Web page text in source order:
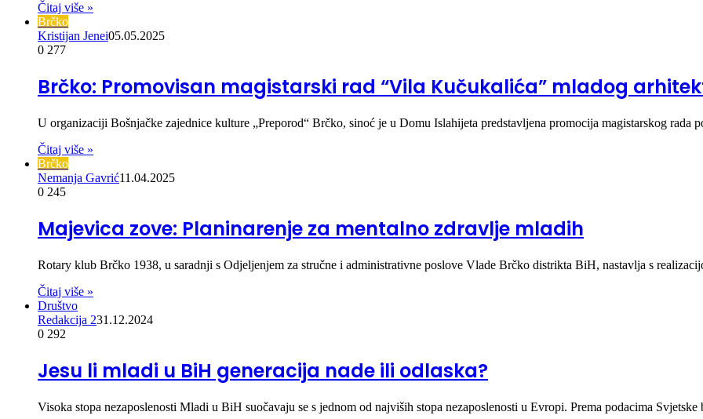
Čitaj više »
Brčko
Kristijan Jenei05.05.2025
0 277
Brčko: Promovisan magistarski rad “Vila Kučukalića” mladog
U organizaciji Bošnjačke zajednice kulture „Preporod“ Brčko, sinoć je u Domu Islahijeta predstavljena promocija magistarskog
Čitaj više »
Brčko
Nemanja Gavrić11.04.2025
0 245
Majevica zove: Planinarenje za mentalno zdravlje mladih
Rotary klub Brčko 1938, u saradnji s Odjeljenjem za stručne i administrativne poslove Vlade Brčko distrikta BiH, nastavlja s
Čitaj više »
Društvo
Redakcija 231.12.2024
0 292
Jesu li mladi u BiH generacija nade ili odlaska?
Visoka stopa nezaposlenosti Mladi u BiH suočavaju se s jednom od najviših stopa nezaposlenosti u Evropi. Prema podacima